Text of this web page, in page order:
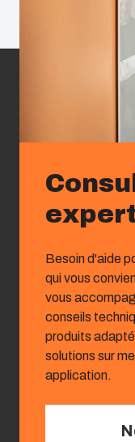
Besoin d'aide
qui vous
vous
conseils
produits
solutions sur
application.